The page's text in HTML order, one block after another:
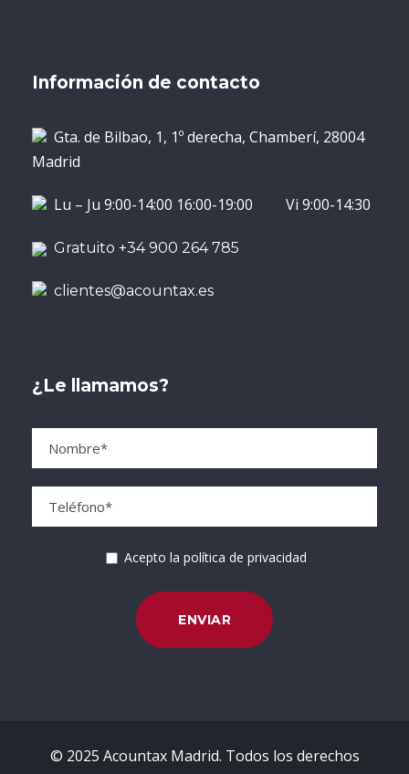
Información de contacto
Gta. de Bilbao, 1, 1º derecha, Chamberí, 28004
Madrid
Lu – Ju 9:00-14:00 16:00-19:00 Vi 9:00-14:30
Gratuito +34 900 264 785
clientes@acountax.es
¿Le llamamos?
Acepto la política de privacidad
© 2025 Acountax Madrid. Todos los derechos